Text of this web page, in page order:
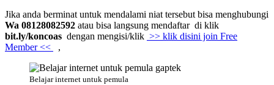
Jika anda berminat untuk mendalami niat tersebut bisa menghubungi
Wa 08128082592 atau bisa langsung mendaftar di klik
bit.ly/koncoas dengan mengisi/klik >> klik disini join Free
Member <<
,
Belajar internet untuk pemula